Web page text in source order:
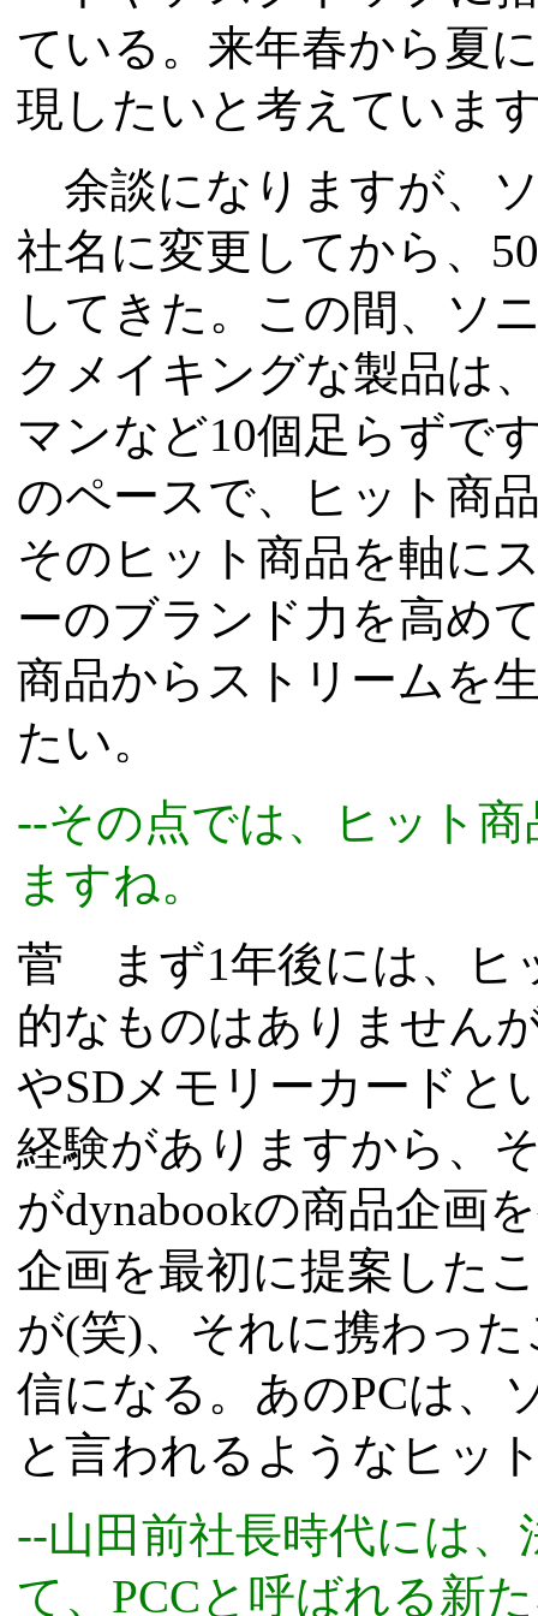
ている。来年春から夏
現したいと考えていま
余談になりますが、
社名に変更してから、
してきた。この間、ソ
クメイキングな製品は
マンなど10個足らずで
のペースで、ヒット商
そのヒット商品を軸に
ーのブランド力を高め
商品からストリームを
たい。
--その点では、ヒット
ますね。
菅 まず1年後には、ヒ
的なものはありません
やSDメモリーカードと
経験がありますから、
がdynabookの商品企画
企画を最初に提案した
が(笑)、それに携わっ
信になる。あのPCは、
と言われるようなヒッ
--山田前社長時代には
て、PCCと呼ばれる新